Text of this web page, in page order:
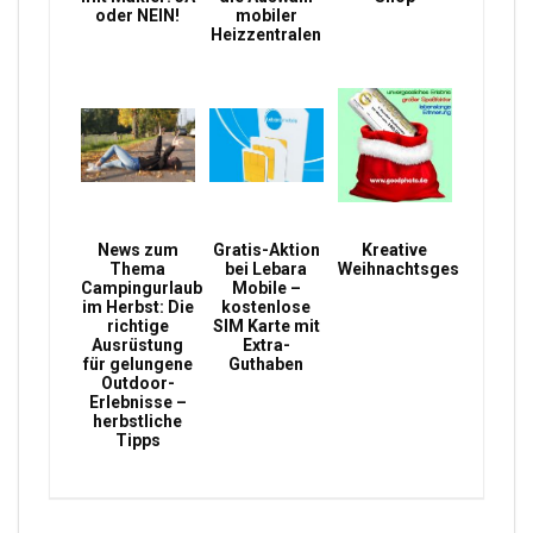
oder NEIN!
mobiler
Heizzentralen
News zum
Thema
Campingurlaub
im Herbst: Die
richtige
Ausrüstung
für gelungene
Outdoor-
Erlebnisse –
herbstliche
Tipps
Gratis-Aktion
bei Lebara
Mobile –
kostenlose
SIM Karte mit
Extra-
Guthaben
Kreative
Weihnachtsgeschenke